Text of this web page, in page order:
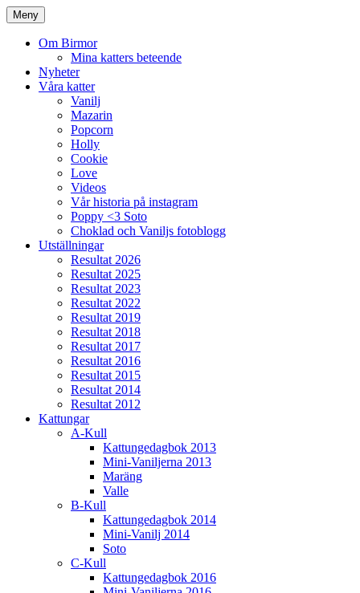
Meny
Om Birmor
Mina katters beteende
Nyheter
Våra katter
Vanilj
Mazarin
Popcorn
Holly
Cookie
Love
Videos
Vår historia på instagram
Poppy <3 Soto
Choklad och Vaniljs fotoblogg
Utställningar
Resultat 2026
Resultat 2025
Resultat 2023
Resultat 2022
Resultat 2019
Resultat 2018
Resultat 2017
Resultat 2016
Resultat 2015
Resultat 2014
Resultat 2012
Kattungar
A-Kull
Kattungedagbok 2013
Mini-Vaniljerna 2013
Maräng
Valle
B-Kull
Kattungedagbok 2014
Mini-Vanilj 2014
Soto
C-Kull
Kattungedagbok 2016